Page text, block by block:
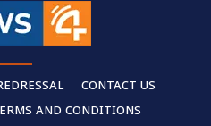
CONTACT US
AND CONDITIONS